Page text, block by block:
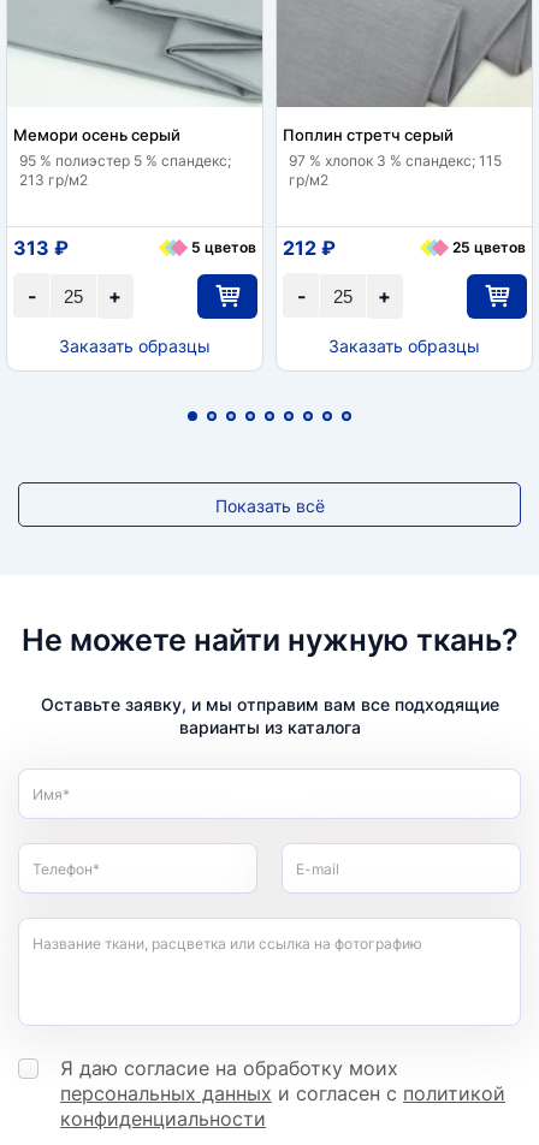
Мемори осень серый
95 % полиэстер 5 % спандекс;
213 гр/м2
+
-
313 ₽ 5 цветов
Заказать образцы
Поплин стретч серый
97 % хлопок 3 % спандекс; 115
гр/м2
+
-
212 ₽ 25 цветов
Заказать образцы
Показать всё
Не можете найти нужную ткань?
Оставьте заявку, и мы отправим вам все подходящие
варианты из каталога
Имя*
Телефон* E-mail
Название ткани, расцветка или ссылка на фотографию
Я даю согласие на обработку моих
персональных данных и согласен с политикой
конфиденциальности